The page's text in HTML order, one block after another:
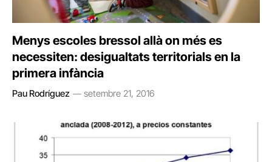
Menys escoles bressol allà on més es
necessiten: desigualtats territorials en la
primera infància
Pau Rodríguez setembre 21, 2016